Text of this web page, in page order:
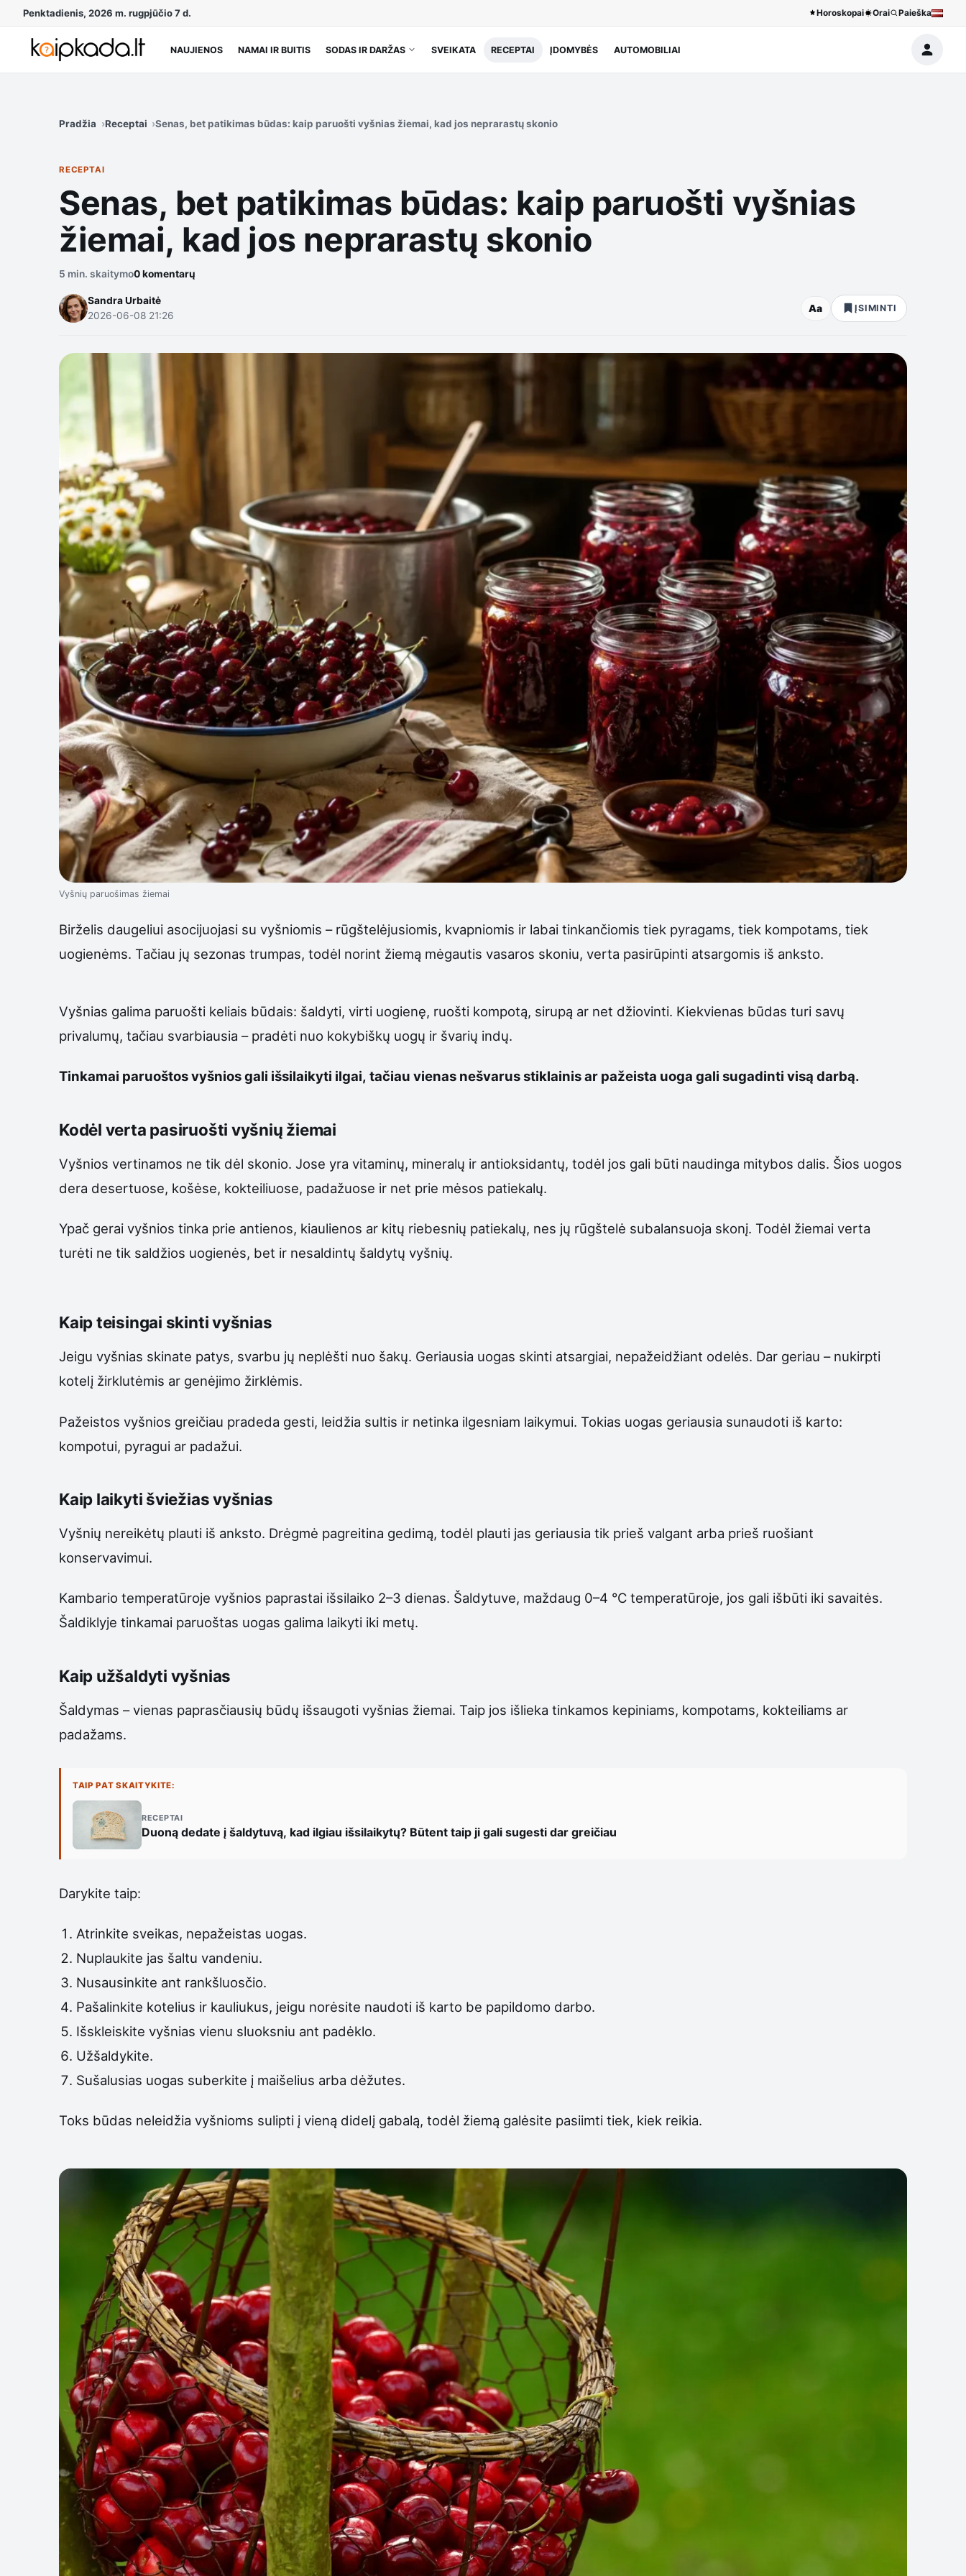
Penktadienis, 2026 m. rugpjūčio 7 d. Horoskopai Orai Paieška
NAUJIENOS NAMAI IR BUITIS SODAS IR DARŽAS SVEIKATA RECEPTAI ĮDOMYBĖS AUTOMOBILIAI
Pradžia Receptai Senas, bet patikimas būdas: kaip paruošti vyšnias žiemai, kad jos neprarastų skonio
RECEPTAI
Senas, bet patikimas būdas: kaip paruošti vyšnias
žiemai, kad jos neprarastų skonio
5 min. skaitymo0 komentarų
Sandra Urbaitė
2026-06-08 21:26
Aa ĮSIMINTI
Vyšnių paruošimas žiemai
Birželis daugeliui asocijuojasi su vyšniomis – rūgštelėjusiomis, kvapniomis ir labai tinkančiomis tiek pyragams, tiek kompotams, tiek
uogienėms. Tačiau jų sezonas trumpas, todėl norint žiemą mėgautis vasaros skoniu, verta pasirūpinti atsargomis iš anksto.
Vyšnias galima paruošti keliais būdais: šaldyti, virti uogienę, ruošti kompotą, sirupą ar net džiovinti. Kiekvienas būdas turi savų
privalumų, tačiau svarbiausia – pradėti nuo kokybiškų uogų ir švarių indų.
Tinkamai paruoštos vyšnios gali išsilaikyti ilgai, tačiau vienas nešvarus stiklainis ar pažeista uoga gali sugadinti visą darbą.
Kodėl verta pasiruošti vyšnių žiemai
Vyšnios vertinamos ne tik dėl skonio. Jose yra vitaminų, mineralų ir antioksidantų, todėl jos gali būti naudinga mitybos dalis. Šios uogos
dera desertuose, košėse, kokteiliuose, padažuose ir net prie mėsos patiekalų.
Ypač gerai vyšnios tinka prie antienos, kiaulienos ar kitų riebesnių patiekalų, nes jų rūgštelė subalansuoja skonį. Todėl žiemai verta
turėti ne tik saldžios uogienės, bet ir nesaldintų šaldytų vyšnių.
Kaip teisingai skinti vyšnias
Jeigu vyšnias skinate patys, svarbu jų neplėšti nuo šakų. Geriausia uogas skinti atsargiai, nepažeidžiant odelės. Dar geriau – nukirpti
kotelį žirklutėmis ar genėjimo žirklėmis.
Pažeistos vyšnios greičiau pradeda gesti, leidžia sultis ir netinka ilgesniam laikymui. Tokias uogas geriausia sunaudoti iš karto:
kompotui, pyragui ar padažui.
Kaip laikyti šviežias vyšnias
Vyšnių nereikėtų plauti iš anksto. Drėgmė pagreitina gedimą, todėl plauti jas geriausia tik prieš valgant arba prieš ruošiant
konservavimui.
Kambario temperatūroje vyšnios paprastai išsilaiko 2–3 dienas. Šaldytuve, maždaug 0–4 °C temperatūroje, jos gali išbūti iki savaitės.
Šaldiklyje tinkamai paruoštas uogas galima laikyti iki metų.
Kaip užšaldyti vyšnias
Šaldymas – vienas paprasčiausių būdų išsaugoti vyšnias žiemai. Taip jos išlieka tinkamos kepiniams, kompotams, kokteiliams ar
padažams.
TAIP PAT SKAITYKITE:
RECEPTAI
Duoną dedate į šaldytuvą, kad ilgiau išsilaikytų? Būtent taip ji gali sugesti dar greičiau
Darykite taip:
Atrinkite sveikas, nepažeistas uogas.
Nuplaukite jas šaltu vandeniu.
Nusausinkite ant rankšluosčio.
Pašalinkite kotelius ir kauliukus, jeigu norėsite naudoti iš karto be papildomo darbo.
Išskleiskite vyšnias vienu sluoksniu ant padėklo.
Užšaldykite.
Sušalusias uogas suberkite į maišelius arba dėžutes.
Toks būdas neleidžia vyšnioms sulipti į vieną didelį gabalą, todėl žiemą galėsite pasiimti tiek, kiek reikia.